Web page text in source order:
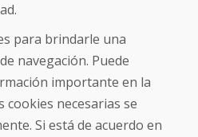
y llegó
era tal como se describía.
para brindarle una
navegación. Puede
importante en la
cookies necesarias se
Si está de acuerdo en